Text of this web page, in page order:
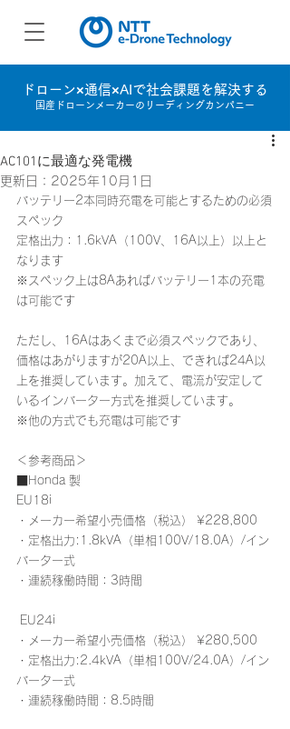
ドローン×通信×AIで社会課題を解決する
国産ドローンメーカーのリーディングカンパニー
AC101に最適な発電機
更新日： 2025年10月1日
バッテリー2本同時充電を可能とするための必須
スペック
定格出力：1.6kVA（100V、16A以上）以上と
なります
※スペック上は8Aあればバッテリー1本の充電
は可能です
ただし、16Aはあくまで必須スペックであり、
価格はあがりますが20A以上、できれば24A以
上を推奨しています。加えて、電流が安定して
いるインバーター方式を推奨しています。
※他の方式でも充電は可能です
＜参考商品＞
■Honda 製
EU18i
・メーカー希望小売価格（税込） ¥228,800
・定格出力:1.8kVA（単相100V/18.0A）/イン
バーター式
・連続稼働時間：3時間
EU24i
・メーカー希望小売価格（税込） ¥280,500
・定格出力:2.4kVA（単相100V/24.0A）/イン
バーター式
・連続稼働時間：8.5時間